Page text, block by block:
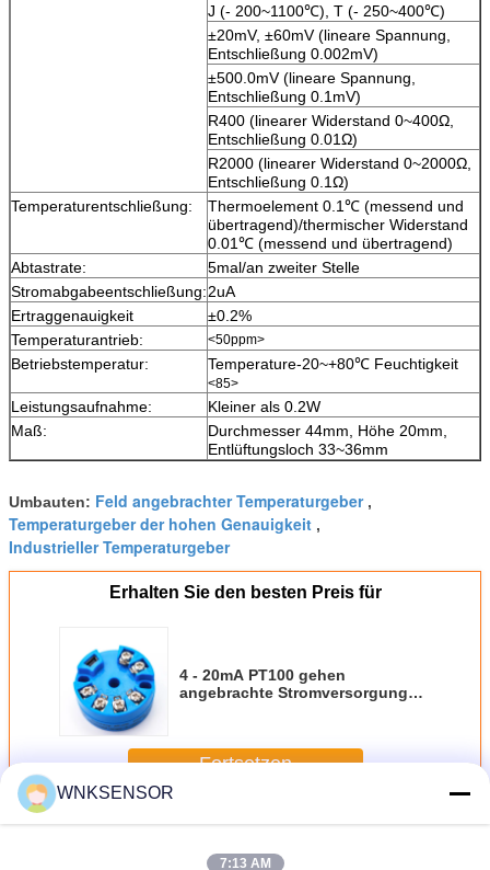
J (- 200~1100℃), T (- 250~400℃)
±20mV, ±60mV (lineare Spannung,
Entschließung 0.002mV)
±500.0mV (lineare Spannung,
Entschließung 0.1mV)
R400 (linearer Widerstand 0~400Ω,
Entschließung 0.01Ω)
R2000 (linearer Widerstand 0~2000Ω,
Entschließung 0.1Ω)
Temperaturentschließung:
Thermoelement 0.1℃ (messend und
übertragend)/thermischer Widerstand
0.01℃ (messend und übertragend)
Abtastrate:
5mal/an zweiter Stelle
Stromabgabeentschließung:2uA
Ertraggenauigkeit
±0.2%
Temperaturantrieb:
<50ppm>
Betriebstemperatur: Temperature-20~+80℃ Feuchtigkeit
<85>
Leistungsaufnahme:
Kleiner als 0.2W
Maß:
Durchmesser 44mm, Höhe 20mm,
Entlüftungsloch 33~36mm
Umbauten: Feld angebrachter Temperaturgeber,
Temperaturgeber der hohen Genauigkeit ,
Industrieller Temperaturgeber
Erhalten Sie den besten Preis für
4 - 20mA PT100 gehen
angebrachte Stromversorgungs-
Fortsetzen
MehrKopf angebrachter Temperaturgeber
WNKSENSOR
7:13 AM